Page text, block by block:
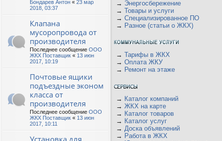
Бондарев Антон « 23 мар
2018, 03:37
Клапана
мусоропровода от
производителя
Последнее сообщение ООО
ЖКХ Поставщик « 13 июн
2017, 10:19
Почтовые ящики
подъездные эконом
класса от
производителя
Последнее сообщение ООО
ЖКХ Поставщик « 13 июн
2017, 10:11
Установка для
→ Энергосбережение
→ Товары и услуги
→ Специализированное ПО
→ Разное (статьи о ЖКХ)
→ Тарифы в ЖКХ
→ Оплата ЖКУ
→ Ремонт на этаже
→ Каталог компаний
→ ЖКХ на карте
→ Каталог товаров
→ Каталог услуг
→ Доска объявлений
→ Работа в ЖКХ